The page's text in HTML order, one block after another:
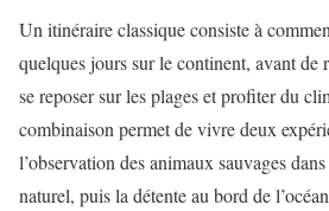
Un itinéraire classique consiste à
quelques jours sur le continent, avant
se reposer sur les plages et profiter du
combinaison permet de vivre deux
l’observation des animaux sauvages
naturel, puis la détente au bord de